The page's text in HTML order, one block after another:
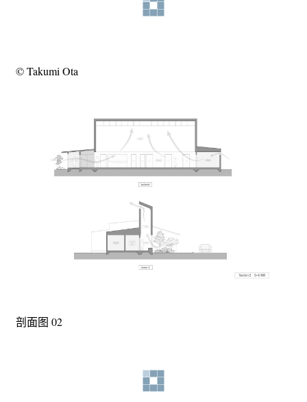
© Takumi Ota
剖面图 02